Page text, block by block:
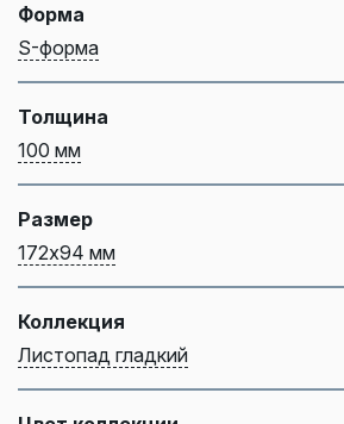
Форма
S-форма
Толщина
100 мм
Размер
172х94 мм
Коллекция
Листопад гладкий